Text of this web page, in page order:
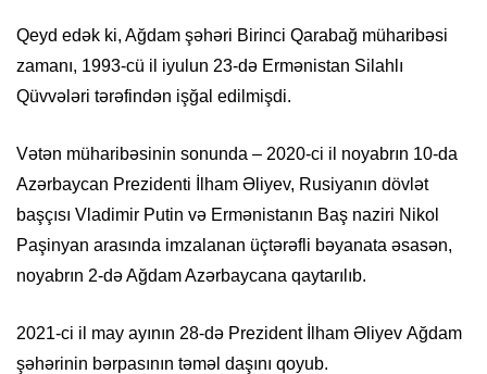
Qeyd edək ki, Ağdam şəhəri Birinci Qarabağ müharibəsi
zamanı, 1993-cü il iyulun 23-də Ermənistan Silahlı
Qüvvələri tərəfindən işğal edilmişdi.
Vətən müharibəsinin sonunda – 2020-ci il noyabrın 10-da
Azərbaycan Prezidenti İlham Əliyev, Rusiyanın dövlət
başçısı Vladimir Putin və Ermənistanın Baş naziri Nikol
Paşinyan arasında imzalanan üçtərəfli bəyanata əsasən,
noyabrın 2-də Ağdam Azərbaycana qaytarılıb.
2021-ci il may ayının 28-də Prezident İlham Əliyev Ağdam
şəhərinin bərpasının təməl daşını qoyub.